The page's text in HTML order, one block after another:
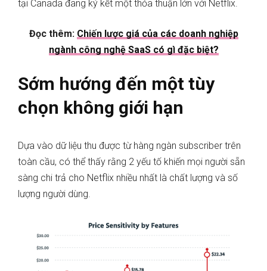
tại Canada đang ký kết một thỏa thuận lớn với Netflix.
Đọc thêm: Chiến lược giá của các doanh nghiệp
ngành công nghệ SaaS có gì đặc biệt?
Sớm hướng đến một tùy
chọn không giới hạn
Dựa vào dữ liệu thu được từ hàng ngàn subscriber trên
toàn cầu, có thể thấy rằng 2 yếu tố khiến mọi người sẵn
sàng chi trả cho Netflix nhiều nhất là chất lượng và số
lượng người dùng.